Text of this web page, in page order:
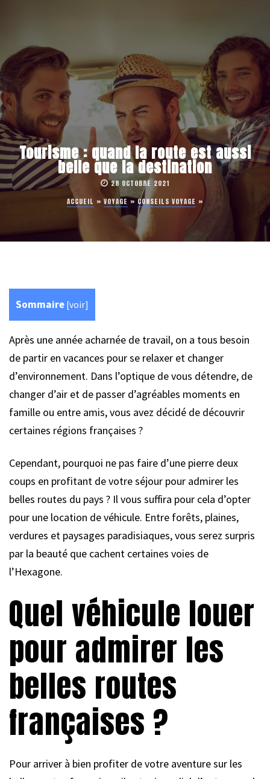
Tourisme : quand la route est aussi
belle que la destination
28 OCTOBRE 2021
ACCUEIL » VOYAGE »CONSEILS VOYAGE »
Sommaire [voir]
Après une année acharnée de travail, on a tous besoin
de partir en vacances pour se relaxer et changer
d’environnement. Dans l’optique de vous détendre, de
changer d’air et de passer d’agréables moments en
famille ou entre amis, vous avez décidé de découvrir
certaines régions françaises ?
Cependant, pourquoi ne pas faire d’une pierre deux
coups en profitant de votre séjour pour admirer les
belles routes du pays ? Il vous suffira pour cela d’opter
pour une location de véhicule. Entre forêts, plaines,
verdures et paysages paradisiaques, vous serez surpris
par la beauté que cachent certaines voies de
l’Hexagone.
Quel véhicule louer
pour admirer les
belles routes
françaises ?
Pour arriver à bien profiter de votre aventure sur les